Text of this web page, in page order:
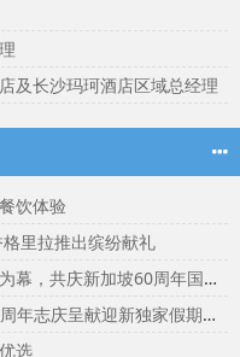
及长沙玛珂酒店区域总经理
饮体验
里拉推出缤纷献礼
新加坡滨海湾宾乐雅臻选酒店：以花园为幕，共庆新加坡60周年国庆盛宴
Fusion推出Fusionlife夏日礼遇活动 一周年志庆呈献迎新独家假期奖赏
选